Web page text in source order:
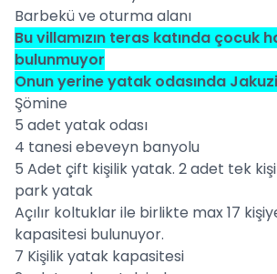
Barbekü ve oturma alanı
Bu villamızın teras katında çocuk
bulunmuyor
Onun yerine yatak odasında
Şömine
5 adet yatak odası
4 tanesi ebeveyn banyolu
5 Adet çift kişilik yatak. 2 adet tek
park yatak
Açılır koltuklar ile birlikte max 17
kapasitesi bulunuyor.
7 Kişilik yatak kapasitesi